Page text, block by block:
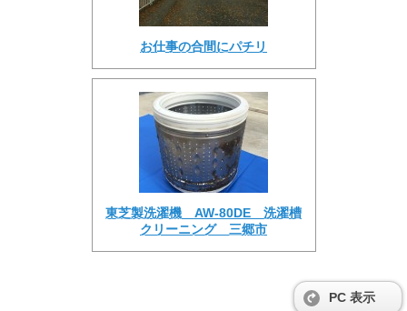
お仕事の合間にパチリ
東芝製洗濯機 AW-80DE 洗濯槽
クリーニング 三郷市
PC 表示